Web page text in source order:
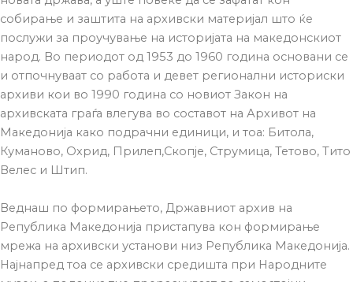
собирање и заштита на архивски материјал што ќе
послужи за проучување на историјата на македонскиот
народ. Во периодот од 1953 до 1960 година основани се
и отпочнуваат со работа и девет регионални историски
архиви кои во 1990 година со новиот Закон на
архивската граѓа влегува во составот на Архивот на
Македонија како подрачни единици, и тоа: Битола,
Куманово, Охрид, Прилеп,Скопје, Струмица, Тетово, Тито
Велес и Штип.
Веднаш по формирањето, Државниот архив на
Република Македонија пристапува кон формирање
мрежа на архивски установи низ Република Македонија.
Најнапред тоа се архивски средишта при Народните